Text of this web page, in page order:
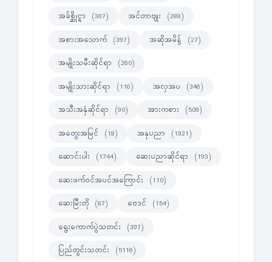
အခ်စ္ဆိုင္ရာ (387) အင်တာဗျုး (288)
အစားအသောက် (397) အဆိုအမိန့် (27)
အမျိုးသမီးဆိုင်ရာ (260)
အမျိုးသားဆိုင်ရာ (116) အလှအပ (346)
အသီးအနှံဆိုင်ရာ (90) အားကစား (509)
အတွေးအမြင် (18) အနုပညာ (1921)
ဆောင်းပါး (1744) ဆေးပညာဆိုင်ရာ (193)
ဆေးဖက်ဝင်အပင်အကြောင်း (110)
ဆေးမြီးတို (87) ဗေဒင် (154)
ရွေးကောက်ပွဲသတင်း (397)
ပြည်တွင်းသတင်း (5116)